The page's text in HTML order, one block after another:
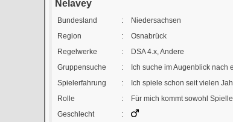
Nelavey
Bundesland :
Niedersachsen
Region
:
Osnabrück
Regelwerke
:
DSA 4.x, Andere
Gruppensuche
:
Ich suche im Augenblick nach
Spielerfahrung
:
Ich spiele schon seit vielen
Rolle
:
Für mich kommt sowohl
Geschlecht
: